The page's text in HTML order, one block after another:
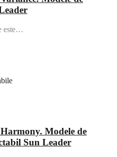
este…
Modele de
Sun Leader